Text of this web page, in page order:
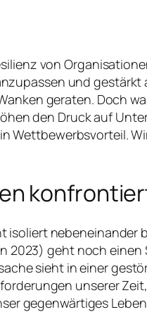
von
und
geraten. Doch
den Druck auf
Wettbewerbsvorteil.
isoliert
2023) geht noch
sieht in einer
unserer
gegenwärtiges